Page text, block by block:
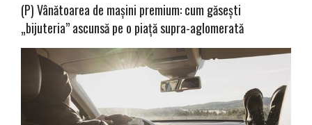
(P) Vânătoarea de mașini premium: cum găsești
„bijuteria” ascunsă pe o piață supra-aglomerată